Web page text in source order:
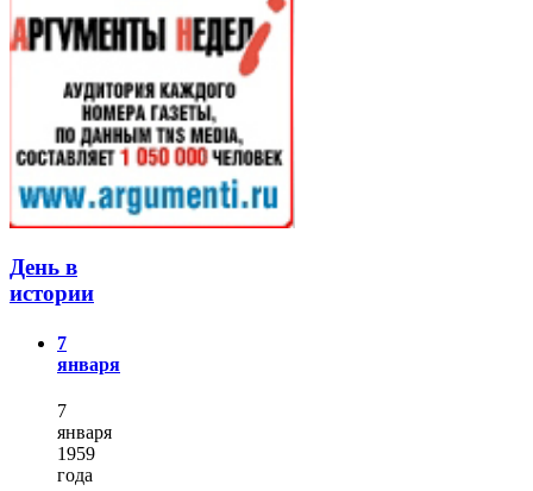
День в
истории
7
января
7
января
1959
года